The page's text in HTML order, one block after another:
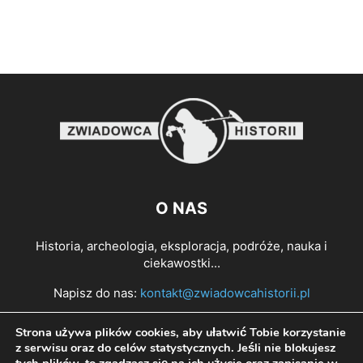
O NAS
Historia, archeologia, eksploracja, podróże, nauka i
ciekawostki...
Napisz do nas: kontakt@zwiadowcahistorii.pl
PODĄŻAJ ZA NAMI
Strona używa plików cookies, aby ułatwić Tobie korzystanie
z serwisu oraz do celów statystycznych. Jeśli nie blokujesz